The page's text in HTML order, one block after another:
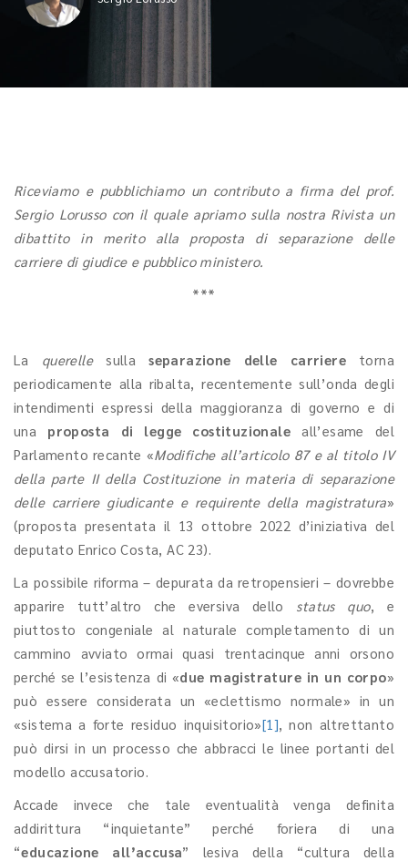
Riceviamo e pubblichiamo un contributo a firma del prof.
Sergio Lorusso con il quale apriamo sulla nostra Rivista un
dibattito in merito alla proposta di separazione delle
carriere di giudice e pubblico ministero.
***
La querellesullaseparazione delle carrieretorna
periodicamente alla ribalta, recentemente sull’onda degli
intendimenti espressi della maggioranza di governo e di
una proposta di legge costituzionale all’esame del
Parlamento recante «Modifiche all’articolo 87 e al titolo IV
della parte II della Costituzione in materia di separazione
delle carriere giudicante e requirente della magistratura»
(proposta presentata il 13 ottobre 2022 d’iniziativa del
deputato Enrico Costa, AC 23).
La possibile riforma – depurata da retropensieri – dovrebbe
apparire tutt’altro che eversiva dello status quo, e
piuttosto congeniale al naturale completamento di un
cammino avviato ormai quasi trentacinque anni orsono
perché se l’esistenza di «due magistrature in un corpo»
può essere considerata un «eclettismo normale» in un
«sistema a forte residuo inquisitorio»[1], non altrettanto
può dirsi in un processo che abbracci le linee portanti del
modello accusatorio.
Accade invece che tale eventualità venga definita
addirittura “inquietante” perché foriera di una
“educazione all’accusa” lesiva della “cultura della